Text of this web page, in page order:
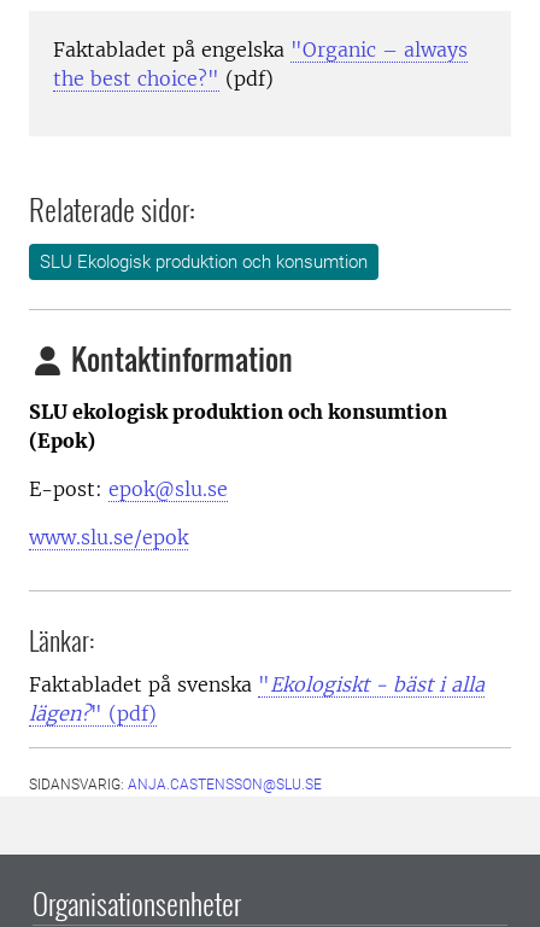
Faktabladet på engelska "Organic – always
the best choice?" (pdf)
Relaterade sidor:
SLU Ekologisk produktion och konsumtion
Kontaktinformation
SLU ekologisk produktion och konsumtion
(Epok)
E-post: epok@slu.se
www.slu.se/epok
Länkar:
Faktabladet på svenska "Ekologiskt - bäst i alla
lägen?" (pdf)
SIDANSVARIG: ANJA.CASTENSSON@SLU.SE
Organisationsenheter